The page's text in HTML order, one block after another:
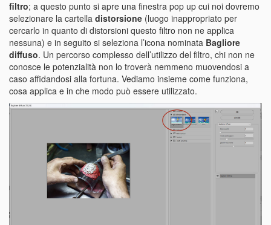
filtro; a questo punto si apre una finestra pop up cui noi dovremo
selezionare la cartella distorsione (luogo inappropriato per
cercarlo in quanto di distorsioni questo filtro non ne applica
nessuna) e in seguito si seleziona l’icona nominata Bagliore
diffuso. Un percorso complesso dell’utilizzo del filtro, chi non ne
conosce le potenzialità non lo troverà nemmeno muovendosi a
caso affidandosi alla fortuna. Vediamo insieme come funziona,
cosa applica e in che modo può essere utilizzato.